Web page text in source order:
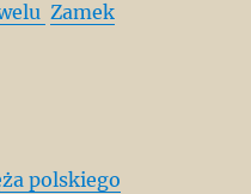
Zamek
polskiego